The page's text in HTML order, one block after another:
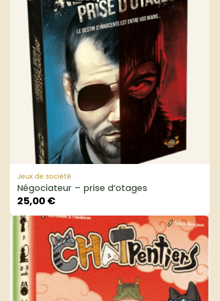
Jeux de société
Négociateur – prise d’otages
25,00€